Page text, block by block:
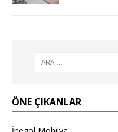
ÖNE ÇIKANLAR